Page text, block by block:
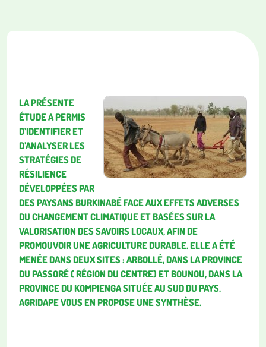
LA PRÉSENTE
ÉTUDE A PERMIS
D’IDENTIFIER ET
D’ANALYSER LES
STRATÉGIES DE
RÉSILIENCE
DÉVELOPPÉES PAR
DES PAYSANS BURKINABÉ FACE AUX EFFETS ADVERSES
DU CHANGEMENT CLIMATIQUE ET BASÉES SUR LA
VALORISATION DES SAVOIRS LOCAUX, AFIN DE
PROMOUVOIR UNE AGRICULTURE DURABLE. ELLE A ÉTÉ
MENÉE DANS DEUX SITES : ARBOLLÉ, DANS LA PROVINCE
DU PASSORÉ ( RÉGION DU CENTRE) ET BOUNOU, DANS LA
PROVINCE DU KOMPIENGA SITUÉE AU SUD DU PAYS.
AGRIDAPE VOUS EN PROPOSE UNE SYNTHÈSE.